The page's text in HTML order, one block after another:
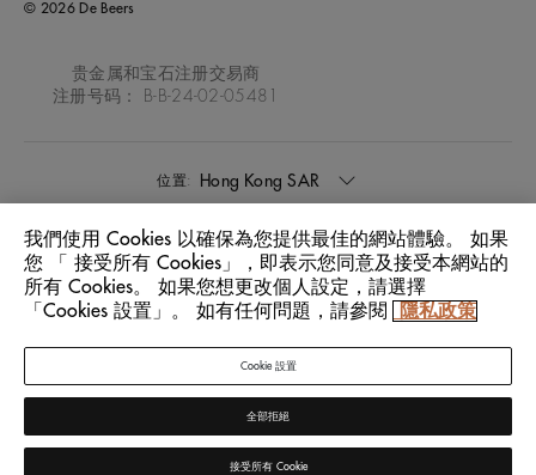
© 2026 De Beers
贵金属和宝石注册交易商
注册号码： B-B-24-02-05481
位置: Hong Kong SAR
語言: 中文
我們使用 Cookies 以確保為您提供最佳的網站體驗。 如果
您 「 接受所有 Cookies」，即表示您同意及接受本網站的
所有 Cookies。 如果您想更改個人設定，請選擇
「Cookies 設置」。 如有任何問題，請參閱
隱私政策
Cookie 設置
全部拒絕
接受所有 Cookie